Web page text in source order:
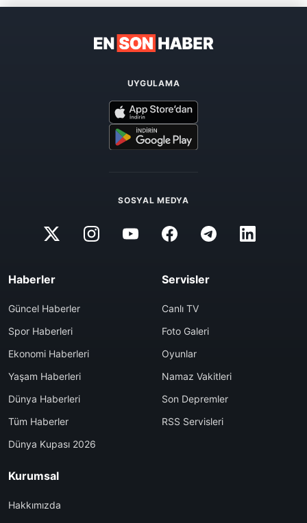
UYGULAMA
SOSYAL MEDYA
Haberler
Güncel Haberler
Spor Haberleri
Ekonomi Haberleri
Yaşam Haberleri
Dünya Haberleri
Tüm Haberler
Dünya Kupası 2026
Servisler
Canlı TV
Foto Galeri
Oyunlar
Namaz Vakitleri
Son Depremler
RSS Servisleri
Kurumsal
Hakkımızda